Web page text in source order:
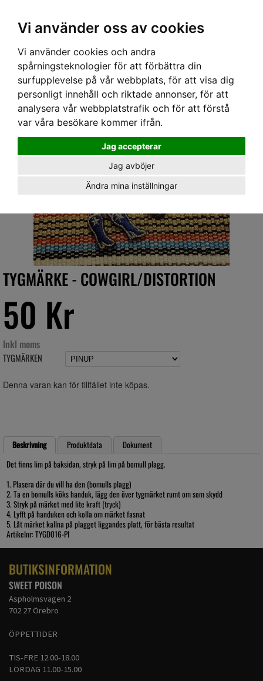
Vi använder oss av cookies
Vi använder cookies och andra
spårningsteknologier för att förbättra din
surfupplevelse på vår webbplats, för att visa dig
personligt innehåll och riktade annonser, för att
analysera vår webbplatstrafik och för att förstå
var våra besökare kommer ifrån.
Jag accepterar
Jag avböjer
Ändra mina inställningar
Hem› ACCESSOARER ›TYGMÄRKEN › TYGMÄRKE - COWGIRL/DISTORTION
TYGMÄRKE - COWGIRL/DISTORTION
50 Kr
Inkl moms
TYGMÄRKEN
Denna varan kan för tillfället inte köpas.
Beskrivning Produktdata
Dokument
Det finns lim på baksidan, stryk på lim på bomull plagg.
1. Plasera där du vill ha den (bomulls plagg)
2. Ta en bomulls köks handuk, lägg den över tygmärket rumt om som skydd
3. Stryk på märket med lite kraft (tryck)
4. Lyfft på handuken och kolla om märket fasnat
5. Låt märket kallna på plagget liggandes platt, för bästa resultat
Artikelnr: TYGD016-PI
BUTIKSINFORMATION
SWEET POISON
Aspholmsvägen 2
702 27 Örebro
ÖPPETTIDER
TIS-FRE 12.00-18.00
LÖRDAG 11.00-15.00